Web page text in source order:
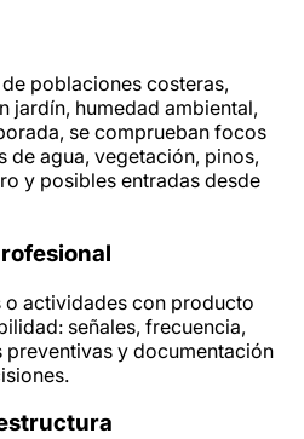
poblaciones costeras,
jardín, humedad ambiental,
se comprueban focos
de agua, vegetación, pinos,
y posibles entradas desde
o actividades con producto
señales, frecuencia,
preventivas y documentación